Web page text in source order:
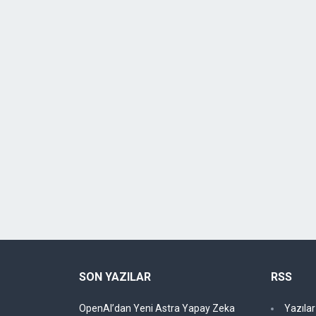
SON YAZILAR
OpenAI’dan Yeni Astra Yapay Zeka
RSS